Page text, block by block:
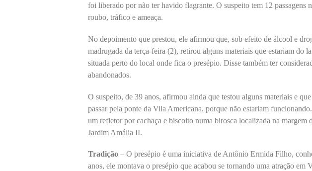
foi liberado por não ter havido flagrante. O suspeito tem 12 passagens
roubo, tráfico e ameaça.
No depoimento que prestou, ele afirmou que, sob efeito de álcool e
madrugada da terça-feira (2), retirou alguns materiais que estariam do
situada perto do local onde fica o presépio. Disse também ter
abandonados.
O suspeito, de 39 anos, afirmou ainda que testou alguns materiais e
passar pela ponte da Vila Americana, porque não estariam
um refletor por cachaça e biscoito numa birosca localizada na
Jardim Amália II.
Tradição – O presépio é uma iniciativa de Antônio Ermida Filho,
anos, ele montava o presépio que acabou se tornando uma atração em